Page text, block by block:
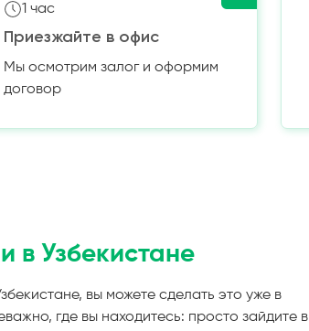
1 час
Приезжайте в офис
Мы осмотрим залог и оформим
договор
в Узбекистане
вы можете сделать это уже в
где вы находитесь: просто зайдите в